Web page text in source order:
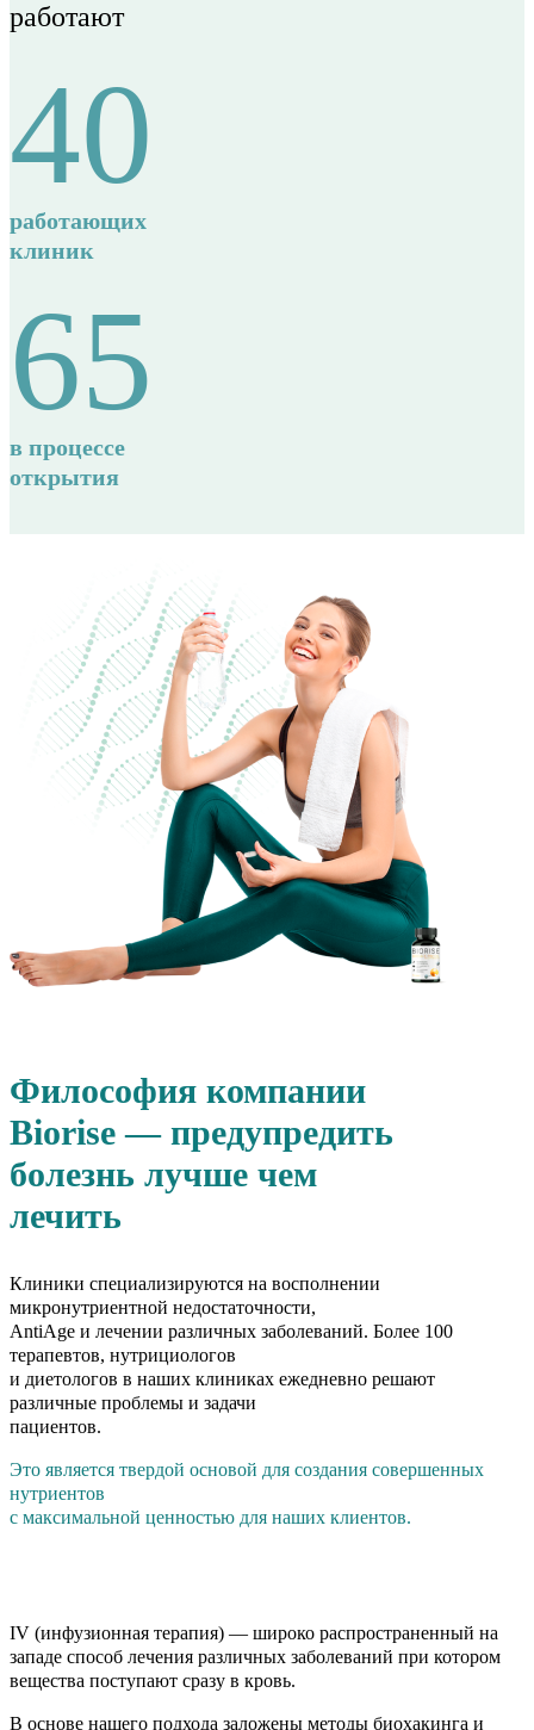
работают
40
работающих
клиник
65
в процессе
открытия
Философия компании
Biorise — предупредить
болезнь лучше чем
лечить
Клиники специализируются на восполнении
микронутриентной недостаточности,
AntiAge и лечении различных заболеваний. Более 100
терапевтов, нутрициологов
и диетологов в наших клиниках ежедневно решают
различные проблемы и задачи
пациентов.
Это является твердой основой для создания совершенных
нутриентов
с максимальной ценностью для наших клиентов.
IV (инфузионная терапия) — широко распространенный на
западе способ лечения различных заболеваний при котором
вещества поступают сразу в кровь.
В основе нашего подхода заложены методы биохакинга и